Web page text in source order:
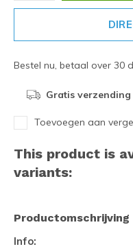
Bestel nu, betaal over 30
Gratis verzending
Toevoegen aan
This product is
variants:
Productomschrijving
Info: